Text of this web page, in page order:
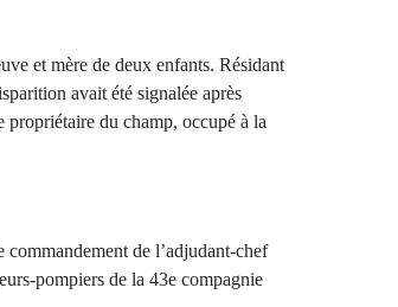
et mère de deux enfants. Résidant
avait été signalée après
du champ, occupé à la
de l’adjudant-chef
pompiers de la 43e compagnie